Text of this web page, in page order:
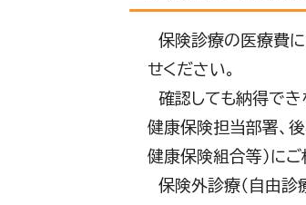
保険診療の医療費
せください。
確認しても納得でき
健康保険担当部署、
健康保険組合等）にご
保険外診療（自由診